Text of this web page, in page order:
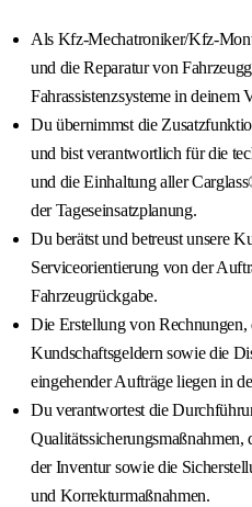
Als Kfz-Mechatroniker/Kfz-
und die Reparatur von
Fahrassistenzsysteme in deinem
Du übernimmst die
und bist verantwortlich für die
und die Einhaltung aller
der Tageseinsatzplanung.
Du berätst und betreust unsere
Serviceorientierung von der
Fahrzeugrückgabe.
Die Erstellung von Rechnungen,
Kundschaftsgeldern sowie die
eingehender Aufträge liegen in
Du verantwortest die
der Inventur sowie die
und Korrekturmaßnahmen.